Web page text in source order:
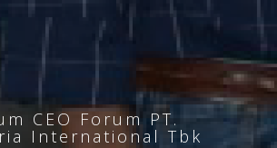
CEO Forum PT.
International Tbk